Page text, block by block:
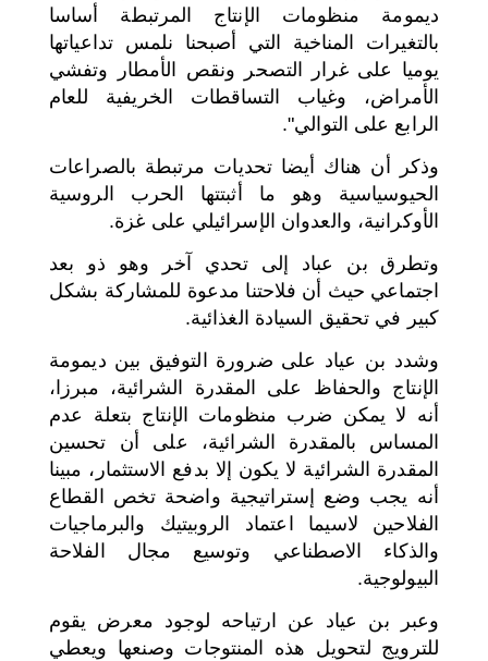
ديمومة منظومات الإنتاج المرتبطة أساسا
بالتغيرات المناخية التي أصبحنا نلمس تداعياتها
يوميا على غرار التصحر ونقص الأمطار وتفشي
الأمراض، وغياب التساقطات الخريفية للعام
الرابع على التوالي".
وذكر أن هناك أيضا تحديات مرتبطة بالصراعات
الحيوسياسية وهو ما أثبتتها الحرب الروسية
الأوكرانية، والعدوان الإسرائيلي على غزة.
وتطرق بن عباد إلى تحدي آخر وهو ذو بعد
اجتماعي حيث أن فلاحتنا مدعوة للمشاركة بشكل
كبير في تحقيق السيادة الغذائية.
وشدد بن عياد على ضرورة التوفيق بين ديمومة
الإنتاج والحفاظ على المقدرة الشرائية، مبرزا،
أنه لا يمكن ضرب منظومات الإنتاج بتعلة عدم
المساس بالمقدرة الشرائية، على أن تحسين
المقدرة الشرائية لا يكون إلا بدفع الاستثمار، مبينا
أنه يجب وضع إستراتيجية واضحة تخص القطاع
الفلاحين لاسيما اعتماد الروبيتيك والبرماجيات
والذكاء الاصطناعي وتوسيع مجال الفلاحة
البيولوجية.
وعبر بن عياد عن ارتياحه لوجود معرض يقوم
للترويج لتحويل هذه المنتوجات وصنعها ويعطي